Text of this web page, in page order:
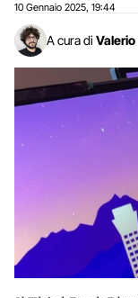
10 Gennaio 2025 19:44
A cura di